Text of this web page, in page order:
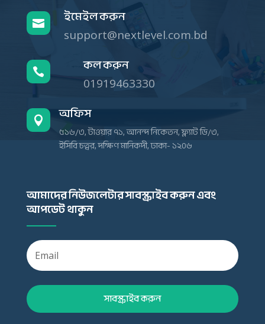
 ইমেইল করুন
support@nextlevel.com.bd
 কল করুন
01919463330
 অফিস
৫১৬/৩, টাওয়ার ৭১, আনন্দ নিকেতন, ফ্ল্যাট ডি/৩,
ইসিবি চত্বর, দক্ষিণ মানিকদী, ঢাকা- ১২০৬
আমাদের নিউজলেটার সাবস্ক্রাইব করুন এবং
আপডেট থাকুন
সাবস্ক্রাইব করুন